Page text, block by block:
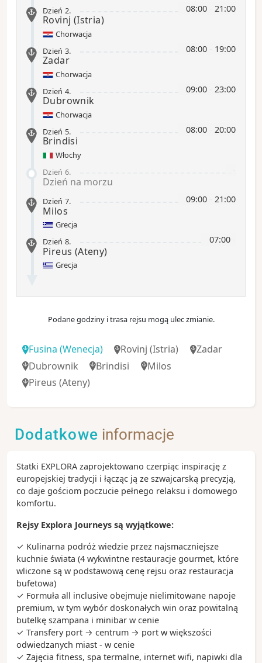
08:00 21:00
Dzień 2.
Rovinj (Istria)
Chorwacja
08:00 19:00
Dzień 3.
Zadar
Chorwacja
09:00 23:00
Dzień 4.
Dubrownik
Chorwacja
08:00 20:00
Dzień 5.
Brindisi
Włochy
Dzień 6.
Dzień na morzu
09:00 21:00
Dzień 7.
Milos
Grecja
07:00
Dzień 8.
Pireus (Ateny)
Grecja
Podane godziny i trasa rejsu mogą ulec zmianie.
Fusina (Wenecja) Rovinj (Istria)
Zadar
Dubrownik
Brindisi
Milos
Pireus (Ateny)
Dodatkowe informacje
Statki EXPLORA zaprojektowano czerpiąc inspirację z
europejskiej tradycji i łącząc ją ze szwajcarską precyzją,
co daje gościom poczucie pełnego relaksu i domowego
komfortu.
Rejsy Explora Journeys są wyjątkowe:
✓ Kulinarna podróż wiedzie przez najsmaczniejsze
kuchnie świata (4 wykwintne restauracje gourmet, które
wliczone są w podstawową cenę rejsu oraz restauracja
bufetowa)
✓ Formuła all inclusive obejmuje nielimitowane napoje
premium, w tym wybór doskonałych win oraz powitalną
butelkę szampana i minibar w cenie
✓ Transfery port → centrum → port w większości
odwiedzanych miast - w cenie
✓ Zajęcia fitness, spa termalne, internet wifi, napiwki dla